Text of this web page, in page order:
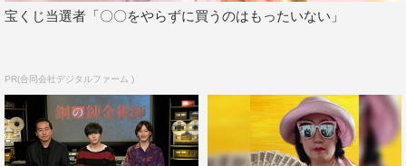
ん！」とつっこんだ山田だったが、「ウィンリィ（本田）
撮影できたので、本当にウィンリィが翼でよかったなと心
から思います」と本田を賞賛した。
より原作の世界観を表現するため、劇中ではVFXをふんだ
宝くじ当選者「〇〇をやらずに買うのはもったいない」
PR(合同会社デジタルファーム )